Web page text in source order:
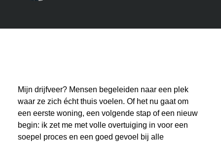
Mijn drijfveer? Mensen begeleiden naar een plek
waar ze zich écht thuis voelen. Of het nu gaat om
een eerste woning, een volgende stap of een nieuw
begin: ik zet me met volle overtuiging in voor een
soepel proces en een goed gevoel bij alle